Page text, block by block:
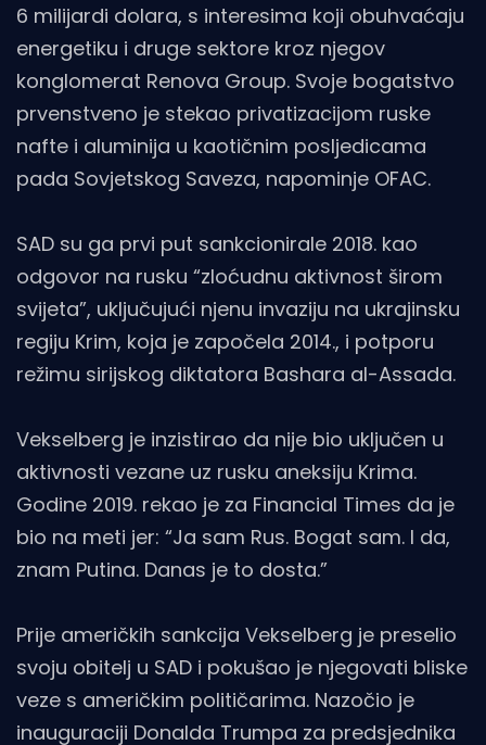
6 milijardi dolara, s interesima koji obuhvaćaju
energetiku i druge sektore kroz njegov
konglomerat Renova Group. Svoje bogatstvo
prvenstveno je stekao privatizacijom ruske
nafte i aluminija u kaotičnim posljedicama
pada Sovjetskog Saveza, napominje OFAC.
SAD su ga prvi put sankcionirale 2018. kao
odgovor na rusku “zloćudnu aktivnost širom
svijeta”, uključujući njenu invaziju na ukrajinsku
regiju Krim, koja je započela 2014., i potporu
režimu sirijskog diktatora Bashara al-Assada.
Vekselberg je inzistirao da nije bio uključen u
aktivnosti vezane uz rusku aneksiju Krima.
Godine 2019. rekao je za Financial Times da je
bio na meti jer: “Ja sam Rus. Bogat sam. I da,
znam Putina. Danas je to dosta.”
Prije američkih sankcija Vekselberg je preselio
svoju obitelj u SAD i pokušao je njegovati bliske
veze s američkim političarima. Nazočio je
inauguraciji Donalda Trumpa za predsjednika